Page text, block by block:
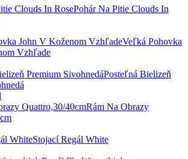
Pohár Na Pitie Clouds In
Veľká Pohovka
Vzhľade
Posteľná Bielizeň
Rám Na Obrazy
Stojací Regál White